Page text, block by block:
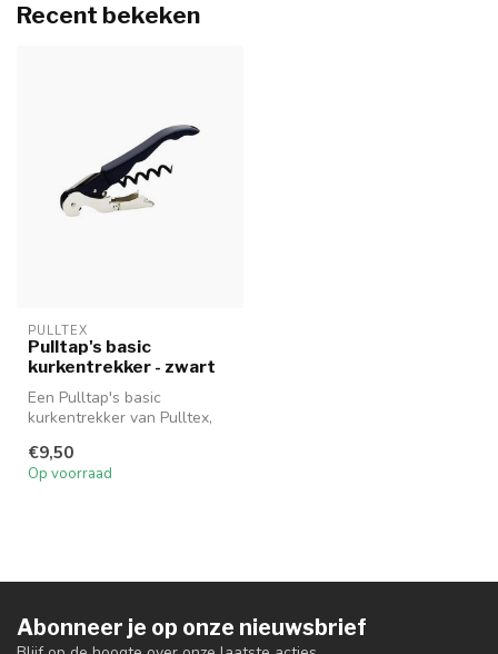
Recent bekeken
PULLTEX
Pulltap's basic
kurkentrekker - zwart
Een Pulltap's basic
kurkentrekker van Pulltex,
zwart ...
€9,50
Op voorraad
Abonneer je op onze nieuwsbrief